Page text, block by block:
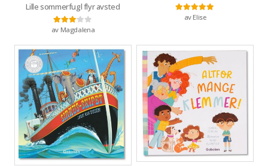
Lille sommerfugl flyr avsted
Vurdert3av 5
av Magdalena
Vurdert5
av Elise